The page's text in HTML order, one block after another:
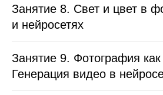
Занятие 8. Свет и цвет в
и нейросетях
Занятие 9. Фотография как
Генерация видео в